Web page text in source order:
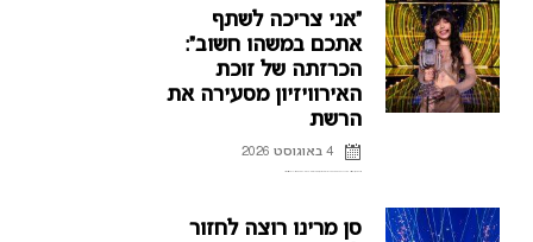
“אני צריכה לשתף
אתכם במשהו חשוב”:
הכרזתה של זוכת
האירוויזיון מסעירה את
הרשת
4 באוגוסט 2026
סן מרינו רוצה לחזור